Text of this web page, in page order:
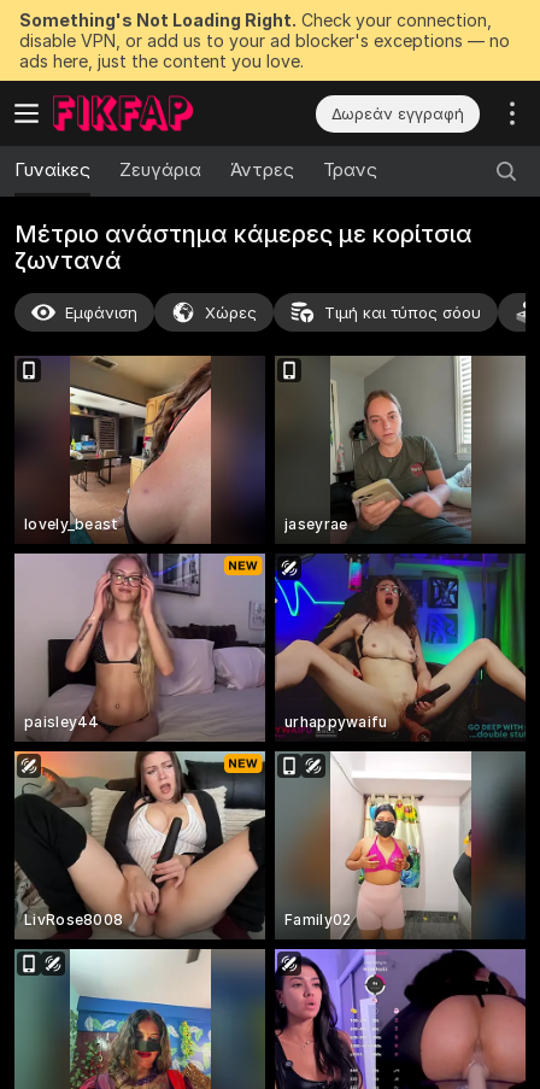
Something's Not Loading Right. Check your connection,
disable VPN, or add us to your ad blocker's exceptions — no
ads here, just the content you love.
Δωρεάν εγγραφή
Γυναίκες Ζευγάρια Άντρες Τρανς
Μέτριο ανάστημα κάμερες με κορίτσια
ζωντανά
Εμφάνιση Χώρες Τιμή και τύπος σόου
lovely_beast jaseyrae
paisley44 urhappywaifu
LivRose8008 Family02